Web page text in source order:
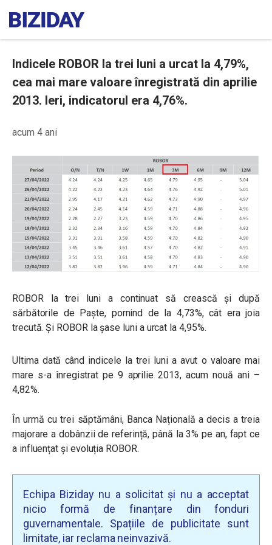
Indicele ROBOR la trei luni a urcat la 4,79%,
cea mai mare valoare înregistrată din aprilie
2013. Ieri, indicatorul era 4,76%.
acum 4 ani
ROBOR la trei luni a continuat să crească și după
sărbătorile de Paște, pornind de la 4,73%, cât era joia
trecută. Și ROBOR la șase luni a urcat la 4,95%.
Ultima dată când indicele la trei luni a avut o valoare mai
mare s-a înregistrat pe 9 aprilie 2013, acum nouă ani –
4,82%.
În urmă cu trei săptămâni, Banca Națională a decis a treia
majorare a dobânzii de referință, până la 3% pe an, fapt ce
a influențat și evoluția ROBOR.
Echipa Biziday nu a solicitat și nu a acceptat
nicio formă de finanțare din fonduri
guvernamentale. Spațiile de publicitate sunt
limitate, iar reclama neinvazivă.